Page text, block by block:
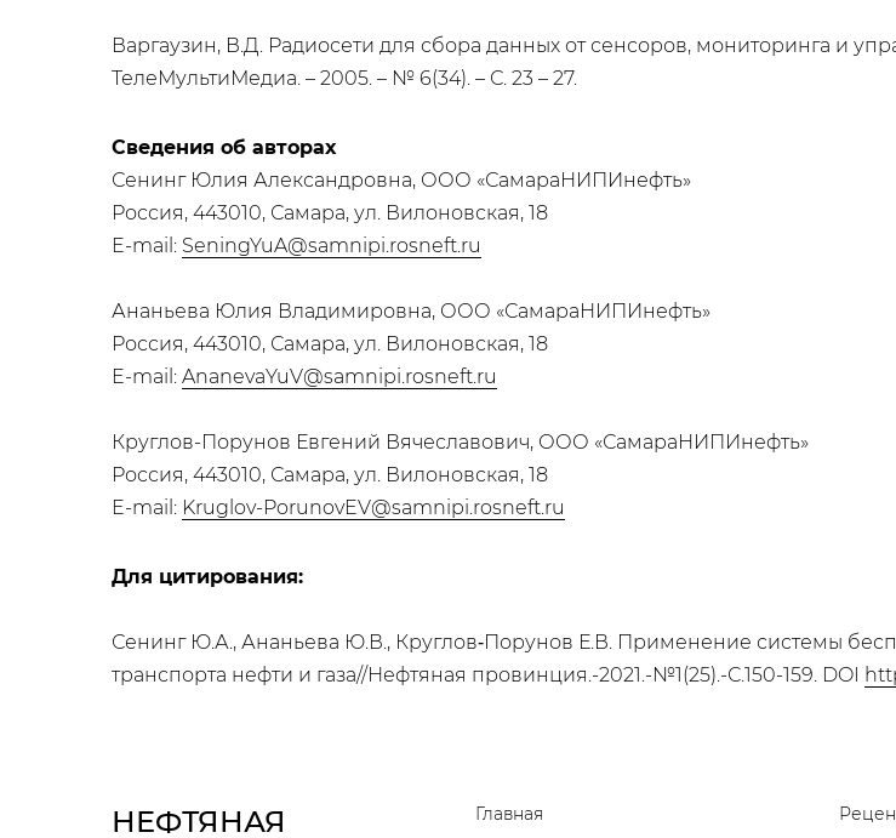
Варгаузин, В.Д. Радиосети для сбора данных от сенсоров, мониторинга и
ТелеМультиМедиа. – 2005. – № 6(34). – С. 23 – 27.
Сведения об авторах
Сенинг Юлия Александровна, ООО «СамараНИПИнефть»
Россия, 443010, Самара, ул. Вилоновская, 18
E-mail: SeningYuA@samnipi.rosneft.ru
Ананьева Юлия Владимировна, ООО «СамараНИПИнефть»
Россия, 443010, Самара, ул. Вилоновская, 18
E-mail: AnanevaYuV@samnipi.rosneft.ru
Круглов-Порунов Евгений Вячеславович, ООО «СамараНИПИнефть»
Россия, 443010, Самара, ул. Вилоновская, 18
E-mail: Kruglov-PorunovEV@samnipi.rosneft.ru
Для цитирования:
Сенинг Ю.А., Ананьева Ю.В., Круглов‑Порунов Е.В. Применение системы
транспорта нефти и газа//Нефтяная провинция.-2021.-№1(25).-С.150-159. DOI
НЕФТЯНАЯ Главная